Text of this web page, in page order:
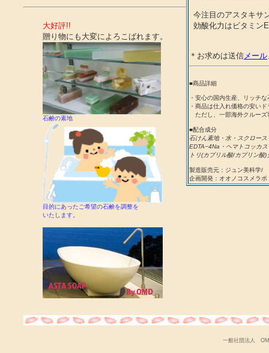
今注目のアスタキサ
効酸化力はビタミン
＊お求めは送信メール
■商品詳細
・安心の国内生産、リッチ
・商品は仕入れ価格の安い
ただし、一部海外クルーズ
■配合成分
石けん素地・水・スクロー
EDTA−4Na・ヘマトコッカ
トリ(カプリル酸/カプリン
製造販売元：ジュン美科学/
企画開発：オオノコスメラボ
大好評!!
贈り物にも大変によろこばれます。
石鹸の素地
目的にあったご希望の石鹸を調整を
いたします。
一般社団法人